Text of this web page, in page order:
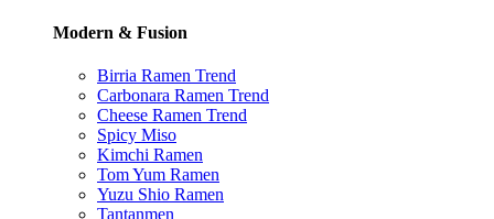
Modern & Fusion
Birria Ramen Trend
Carbonara Ramen Trend
Cheese Ramen Trend
Spicy Miso
Kimchi Ramen
Tom Yum Ramen
Yuzu Shio Ramen
Tantanmen